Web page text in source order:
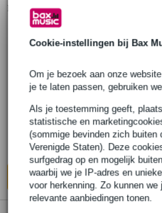
Cookie-instellingen bij Bax
Om je bezoek aan onze
je te laten passen, gebruiken
Als je toestemming geeft,
statistische en
(sommige bevinden zich buiten
Verenigde Staten). Deze
surfgedrag op en mogelijk
waarbij we je IP-adres en
voor herkenning. Zo kunnen we
relevante aanbiedingen tonen.
Er is 1product gevonden.
Sennheiser
handheld
Adviesprijs € 509,-
Op
In mijn